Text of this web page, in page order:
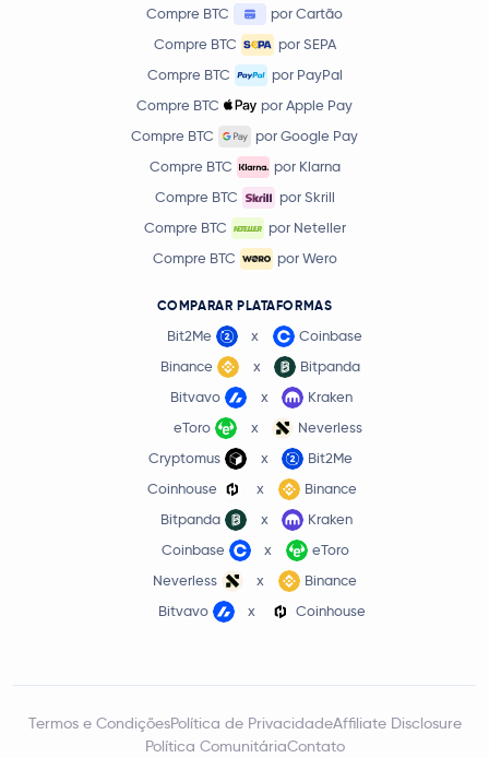
Compre BTC
por Cartão
Compre BTC
por SEPA
Compre BTC
por PayPal
Compre BTC
por Apple Pay
Compre BTC
por Google Pay
Compre BTC
por Klarna
Compre BTC
por Skrill
Compre BTC
por Neteller
Compre BTC
por Wero
COMPARAR PLATAFORMAS
Bit2Me x
Coinbase
Binance
x
Bitpanda
Bitvavo
x
Kraken
eToro
x
Neverless
Cryptomus
x
Bit2Me
Coinhouse
x
Binance
Bitpanda
x
Kraken
Coinbase
x
eToro
Neverless
x
Binance
Bitvavo
x Coinhouse
Termos e CondiçõesPolítica de PrivacidadeAffiliate Disclosure
Política ComunitáriaContato